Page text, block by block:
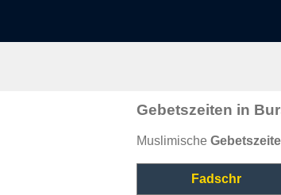
Gebetszeiten in
Muslimische
Fadschr